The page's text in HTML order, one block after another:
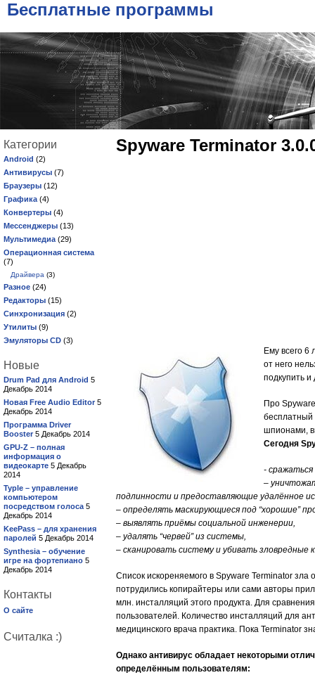
Бесплатные программы
Категории
Android (2)
Антивирусы (7)
Браузеры (12)
Графика (4)
Конвертеры (4)
Мессенджеры (13)
Мультимедиа (29)
Операционная система
(7)
Драйвера (3)
Разное (24)
Редакторы (15)
Синхронизация (2)
Утилиты (9)
Эмуляторы CD (3)
Новые
Drum Pad для Android 5
Декабрь 2014
Новая Free Audio Editor 5
Декабрь 2014
Программа Driver
Booster 5 Декабрь 2014
GPU-Z – полная
информация о
видеокарте 5 Декабрь
2014
Typle – управление
компьютером
посредством голоса 5
Декабрь 2014
KeePass – для хранения
паролей 5 Декабрь 2014
Synthesia – обучение
игре на фортепиано 5
Декабрь 2014
Контакты
О сайте
Считалка :)
Spyware Terminator
Ему всего 6
от него
подкупить и
Про
бесплатный
шпионами,
Сегодня
- сражаться
–
подлинности и предоставляющие удалённое
– определять маскирующиеся под “хорошие”
– выявлять приёмы социальной инженерии,
– удалять “червей” из системы,
– сканировать систему и убивать
Список искореняемого в Spyware Terminator
потрудились копирайтеры или сами авторы
млн. инсталляций этого продукта. Для
пользователей. Количество инсталляций для
медицинского врача практика. Пока Terminator
Однако антивирус обладает некоторыми
определённым пользователям: